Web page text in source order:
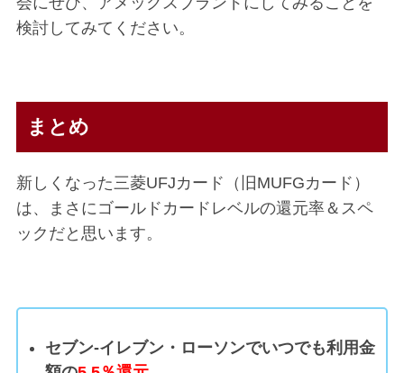
検討してみてください。
まとめ
新しくなった三菱UFJカード（旧MUFGカード）
は、まさにゴールドカードレベルの還元率＆スペ
ックだと思います。
セブン-イレブン・ローソンでいつでも利用金